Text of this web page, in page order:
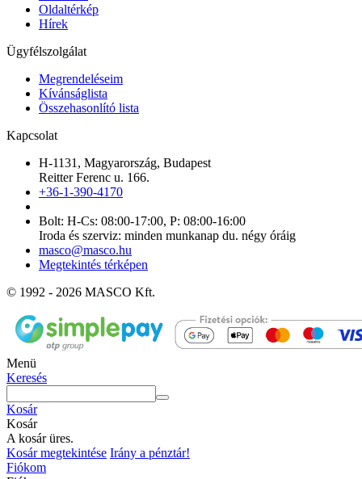
Oldaltérkép
Hírek
Ügyfélszolgálat
Megrendeléseim
Kívánságlista
Összehasonlító lista
Kapcsolat
H-1131, Magyarország, Budapest
Reitter Ferenc u. 166.
+36-1-390-4170
Bolt: H-Cs: 08:00-17:00, P: 08:00-16:00
Iroda és szerviz: minden munkanap du. négy óráig
masco@masco.hu
Megtekintés térképen
© 1992 - 2026 MASCO Kft.
Menü
Keresés
Kosár
Kosár
A kosár üres.
Kosár megtekintése Irány a pénztár!
Fiókom